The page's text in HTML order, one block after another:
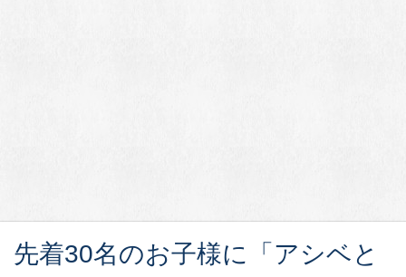
先着30名のお子様に「アシベと